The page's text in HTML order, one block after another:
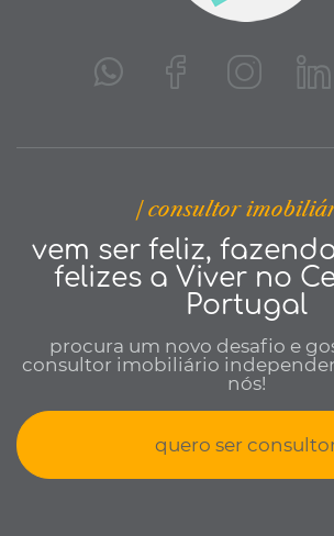
| consultor
vem ser feliz,
felizes a Viver no
Portugal
procura um novo desafio e
consultor imobiliário
nós!
quero ser